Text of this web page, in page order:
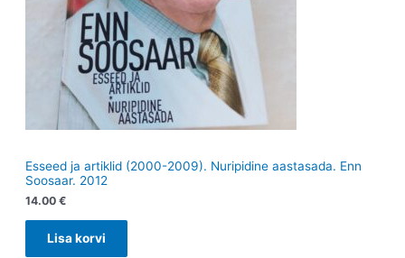
Esseed ja artiklid (2000-2009). Nuripidine aastasada. Enn
Soosaar. 2012
14.00 €
Lisa korvi